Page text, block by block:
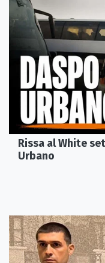
Rissa al White
Urbano